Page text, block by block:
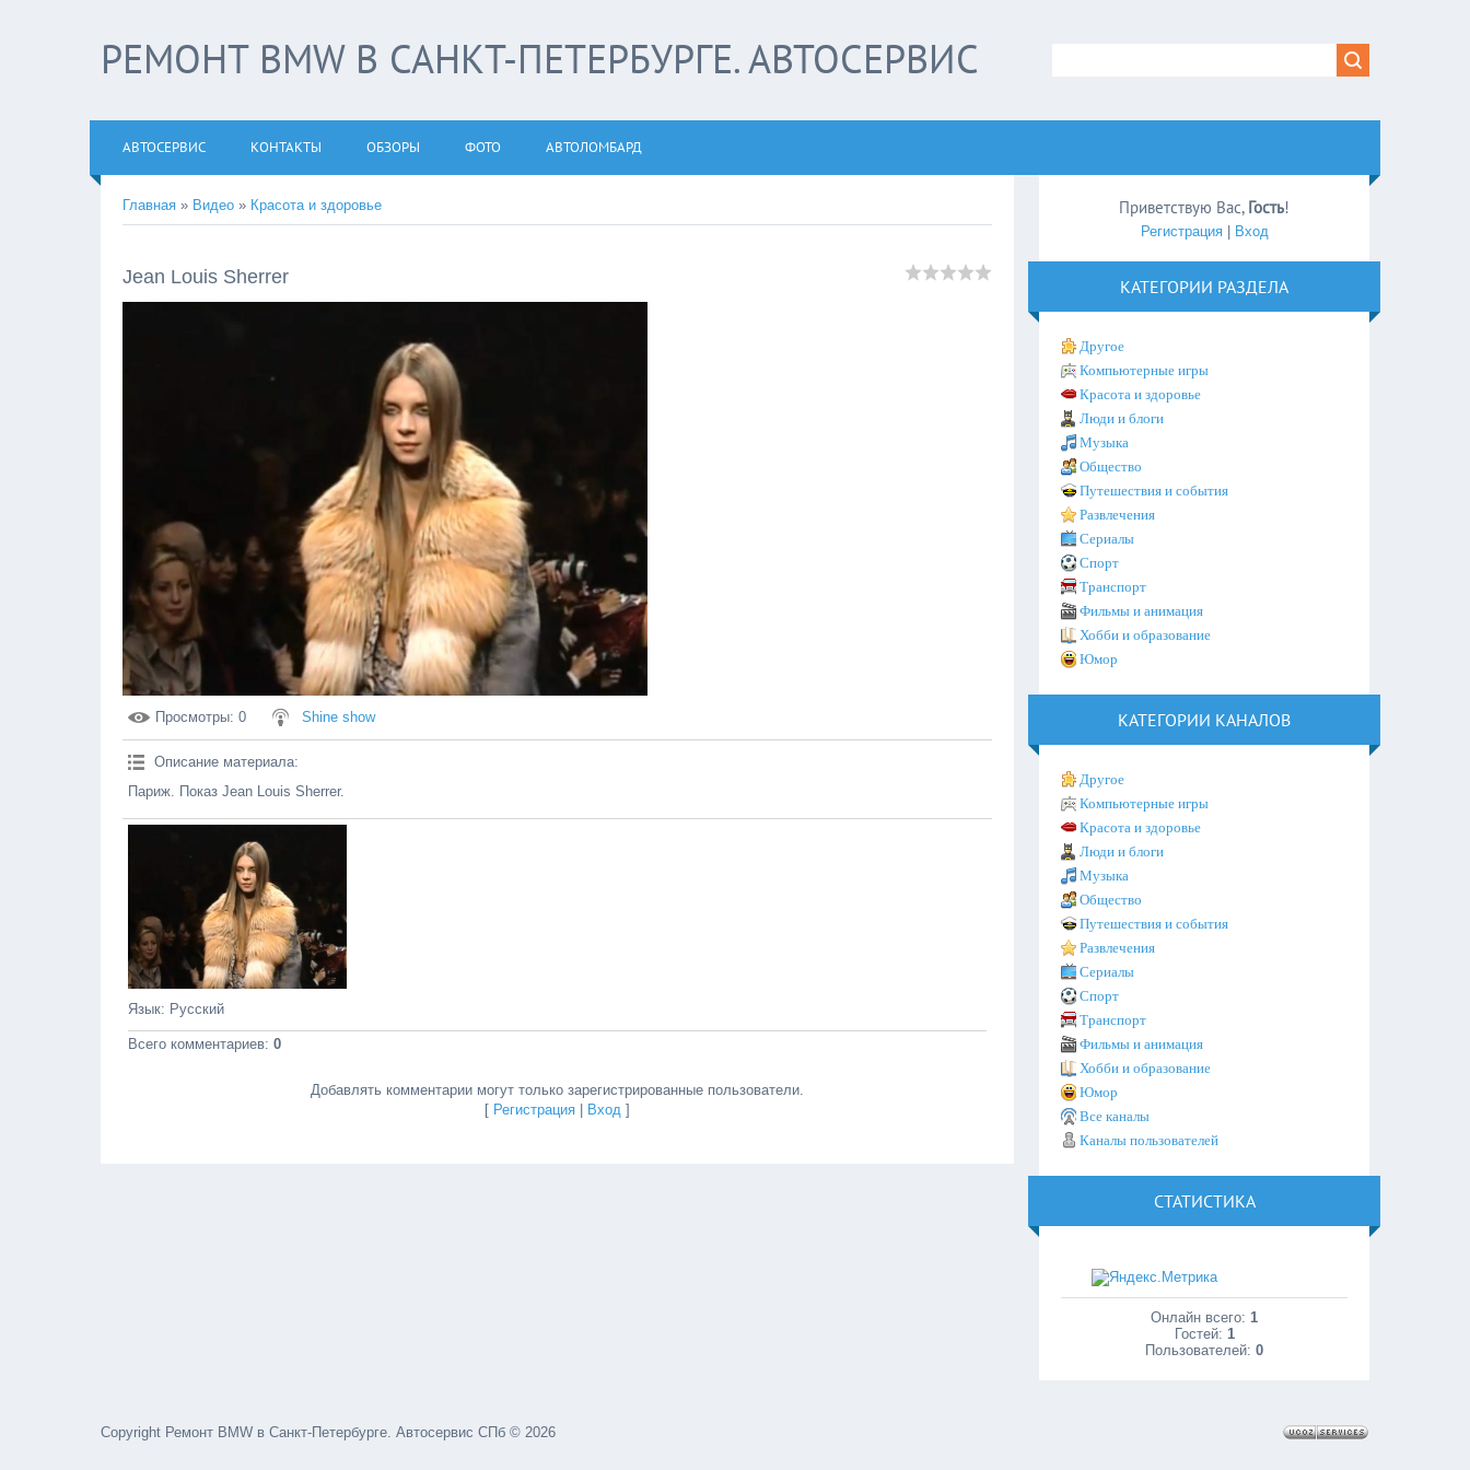
РЕМОНТ BMW В САНКТ-ПЕТЕРБУРГЕ. АВТОСЕРВИС
АВТОСЕРВИС КОНТАКТЫ ОБЗОРЫ ФОТО АВТОЛОМБАРД
Главная » Видео » Красота и здоровье
Jean Louis Sherrer
Просмотры: 0 Shine show
Описание материала:
Париж. Показ Jean Louis Sherrer.
Язык: Русский
Всего комментариев: 0
Добавлять комментарии могут только зарегистрированные пользователи.
[ Регистрация Вход ]
Приветствую Вас, Гость!
Регистрация| Вход
КАТЕГОРИИ РАЗДЕЛА
Другое
Компьютерные игры
Красота и здоровье
Люди и блоги
Музыка
Общество
Путешествия и события
Развлечения
Сериалы
Спорт
Транспорт
Фильмы и анимация
Хобби и образование
Юмор
КАТЕГОРИИ КАНАЛОВ
Другое
Компьютерные игры
Красота и здоровье
Люди и блоги
Музыка
Общество
Путешествия и события
Развлечения
Сериалы
Спорт
Транспорт
Фильмы и анимация
Хобби и образование
Юмор
Все каналы
Каналы пользователей
СТАТИСТИКА
Онлайн всего:1
Гостей: 1
Пользователей:0
Copyright Ремонт BMW в Санкт-Петербурге. Автосервис СПб © 2026